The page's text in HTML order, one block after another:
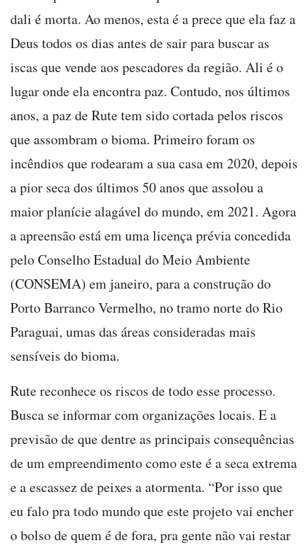
dali é morta. Ao menos, esta é a prece que ela faz a
Deus todos os dias antes de sair para buscar as
iscas que vende aos pescadores da região. Ali é o
lugar onde ela encontra paz. Contudo, nos últimos
anos, a paz de Rute tem sido cortada pelos riscos
que assombram o bioma. Primeiro foram os
incêndios que rodearam a sua casa em 2020, depois
a pior seca dos últimos 50 anos que assolou a
maior planície alagável do mundo, em 2021. Agora
a apreensão está em uma licença prévia concedida
pelo Conselho Estadual do Meio Ambiente
(CONSEMA) em janeiro, para a construção do
Porto Barranco Vermelho, no tramo norte do Rio
Paraguai, umas das áreas consideradas mais
sensíveis do bioma.
Rute reconhece os riscos de todo esse processo.
Busca se informar com organizações locais. E a
previsão de que dentre as principais consequências
de um empreendimento como este é a seca extrema
e a escassez de peixes a atormenta. “Por isso que
eu falo pra todo mundo que este projeto vai encher
o bolso de quem é de fora, pra gente não vai restar